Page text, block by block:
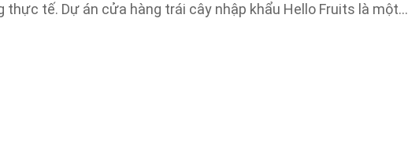
tế. Dự án cửa hàng trái cây nhập khẩu Hello Fruits là một…